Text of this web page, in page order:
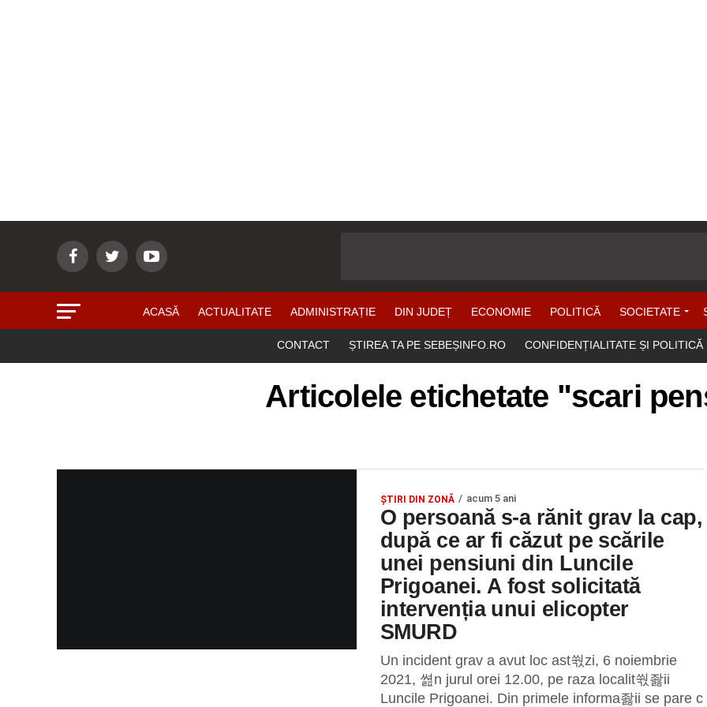
ACASĂ ACTUALITATE ADMINISTRAȚIE DIN JUDEȚ ECONOMIE POLITICĂ SOCIETATE
CONTACT ȘTIREA TA PE SEBEȘINFO.RO CONFIDENȚIALITATE ȘI POLITICĂ
Articolele etichetate "scari
ȘTIRI DIN ZONĂ acum 5 ani
O persoană s-a rănit grav la cap,
după ce ar fi căzut pe scările
unei pensiuni din Luncile
Prigoanei. A fost solicitată
intervenția unui elicopter
SMURD
Un incident grav a avut loc ast쒃zi, 6 noiembrie
2021, 쎮n jurul orei 12.00, pe raza localit쒃좛ii
Luncile Prigoanei. Din primele informa좛ii se pare c